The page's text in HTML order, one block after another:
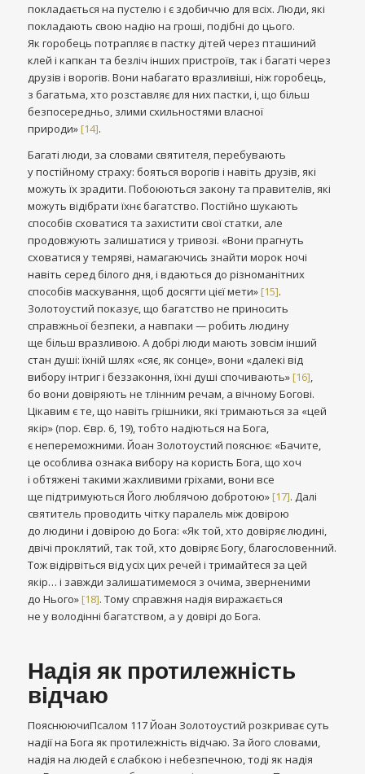
покладається на пустелю і є здобиччю для всіх. Люди, які
покладають свою надію на гроші, подібні до цього.
Як горобець потрапляє в пастку дітей через пташиний
клей і капкан та безліч інших пристроїв, так і багаті через
друзів і ворогів. Вони набагато вразливіші, ніж горобець,
з багатьма, хто розставляє для них пастки, і, що більш
безпосередньо, злими схильностями власної
природи»[14].
Багаті люди, за словами святителя, перебувають
у постійному страху: бояться ворогів і навіть друзів, які
можуть їх зрадити. Побоюються закону та правителів, які
можуть відібрати їхнє багатство. Постійно шукають
способів сховатися та захистити свої статки, але
продовжують залишатися у тривозі. «Вони прагнуть
сховатися у темряві, намагаючись знайти морок ночі
навіть серед білого дня, і вдаються до різноманітних
способів маскування, щоб досягти цієї мети»[15].
Золотоустий показує, що багатство не приносить
справжньої безпеки, а навпаки — робить людину
ще більш вразливою. А добрі люди мають зовсім інший
стан душі: їхній шлях «сяє, як сонце», вони «далекі від
вибору інтриг і беззаконня, їхні душі спочивають»[16],
бо вони довіряють не тлінним речам, а вічному Богові.
Цікавим є те, що навіть грішники, які тримаються за «цей
якір» (пор. Євр. 6, 19), тобто надіються на Бога,
є непереможними. Йоан Золотоустий пояснює: «Бачите,
це особлива ознака вибору на користь Бога, що хоч
і обтяжені такими жахливими гріхами, вони все
ще підтримуються Його люблячою добротою»[17]. Далі
святитель проводить чітку паралель між довірою
до людини і довірою до Бога: «Як той, хто довіряє людині,
двічі проклятий, так той, хто довіряє Богу, благословенний.
Тож відірвіться від усіх цих речей і тримайтеся за цей
якір… і завжди залишатимемося з очима, зверненими
до Нього»[18]. Тому справжня надія виражається
не у володінні багатством, а у довірі до Бога.
Надія як протилежність
відчаю
ПояснюючиПсалом 117 Йоан Золотоустий розкриває суть
надії на Бога як протилежність відчаю. За його словами,
надія на людей є слабкою і небезпечною, тоді як надія